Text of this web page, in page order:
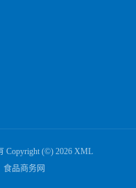
Copyright (©) 2026 XML
食品商务网